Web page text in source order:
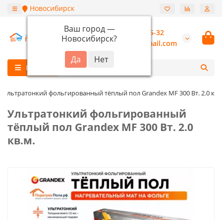
Новосибирск
Ваш город —
Новосибирск?
+7 (913) 987-55-32
burannsk@gmail.com
Каталог
Ультратонкий фольгированный тёплый пол Grandex MF 300 Вт. 2.0
Ультратонкий фольгированный
тёплый пол Grandex MF 300 Вт. 2.0
кв.м.